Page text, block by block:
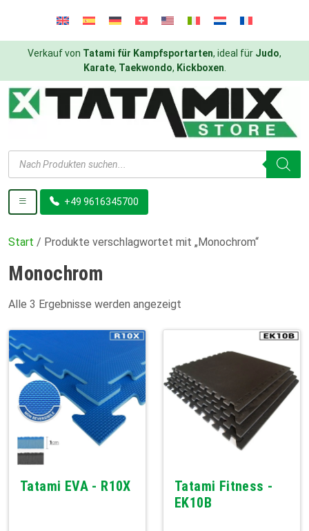
Verkauf von Tatami für Kampfsportarten, ideal für Judo,
Karate, Taekwondo, Kickboxen
Products
search
+49 9616345700
Start / Produkte verschlagwortet mit „Monochrom“
Monochrom
Alle 3 Ergebnisse werden angezeigt
Tatami EVA - R10X
Tatami Fitness -
EK10B